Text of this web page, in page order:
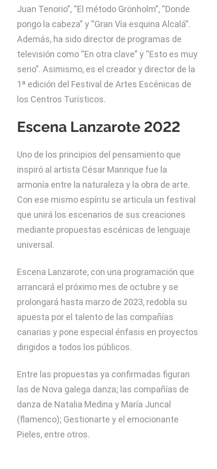
Juan Tenorio”, “El método Grönholm”, “Donde
pongo la cabeza” y “Gran Vía esquina Alcalá”.
Además, ha sido director de programas de
televisión como “En otra clave” y “Esto es muy
serio”. Asimismo, es el creador y director de la
1ª edición del Festival de Artes Escénicas de
los Centros Turísticos.
Escena Lanzarote 2022
Uno de los principios del pensamiento que
inspiró al artista César Manrique fue la
armonía entre la naturaleza y la obra de arte.
Con ese mismo espíritu se articula un festival
que unirá los escenarios de sus creaciones
mediante propuestas escénicas de lenguaje
universal.
Escena Lanzarote, con una programación que
arrancará el próximo mes de octubre y se
prolongará hasta marzo de 2023, redobla su
apuesta por el talento de las compañías
canarias y pone especial énfasis en proyectos
dirigidos a todos los públicos.
Entre las propuestas ya confirmadas figuran
las de Nova galega danza; las compañías de
danza de Natalia Medina y María Juncal
(flamenco); Gestionarte y el emocionante
Pieles, entre otros.